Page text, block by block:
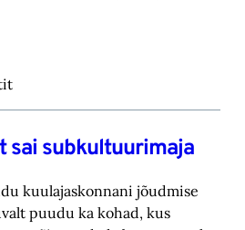
sai subkultuurimaja
kuulajaskonnani jõudmise
puudu ka kohad, ‎kus